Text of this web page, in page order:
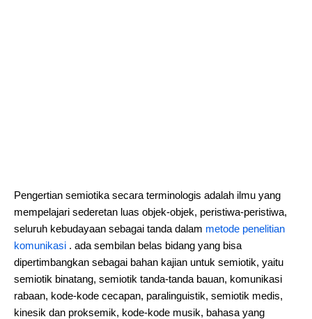
Pengertian semiotika secara terminologis adalah ilmu yang
mempelajari sederetan luas objek-objek, peristiwa-peristiwa,
seluruh kebudayaan sebagai tanda dalam metode penelitian
komunikasi . ada sembilan belas bidang yang bisa
dipertimbangkan sebagai bahan kajian untuk semiotik, yaitu
semiotik binatang, semiotik tanda-tanda bauan, komunikasi
rabaan, kode-kode cecapan, paralinguistik, semiotik medis,
kinesik dan proksemik, kode-kode musik, bahasa yang